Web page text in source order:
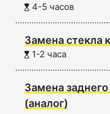
4-5 часов
Замена стекла
1-2 часа
Замена
(аналог)